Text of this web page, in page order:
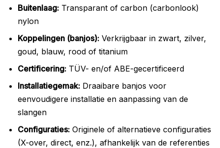
Buitenlaag:Transparant of carbon (carbonlook)
nylon
Koppelingen (banjos):Verkrijgbaar in zwart, zilver,
goud, blauw, rood of titanium
Certificering:TÜV- en/of ABE-gecertificeerd
Installatiegemak:Draaibare banjos voor
eenvoudigere installatie en aanpassing van de
slangen
Configuraties:Originele of alternatieve configuraties
(X-over, direct, enz.), afhankelijk van de referenties